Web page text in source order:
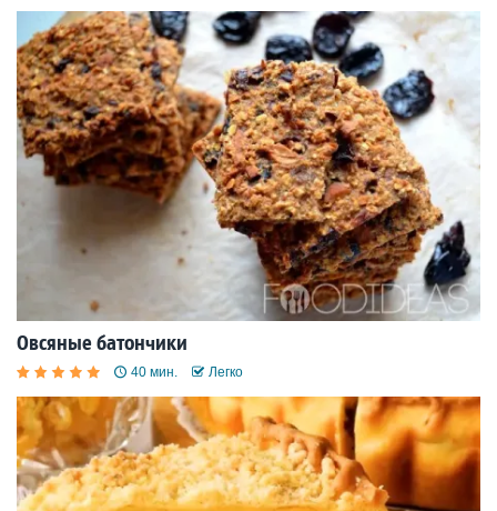
Овсяные батончики
40 мин. Легко